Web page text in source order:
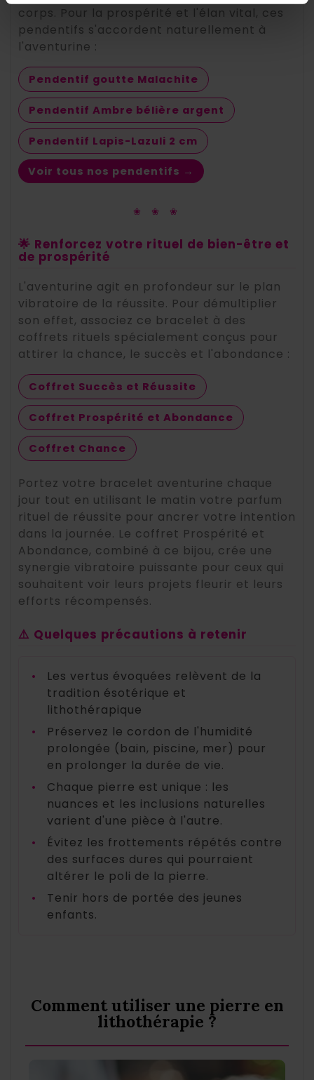
corps. Pour la prospérité et l'élan vital, ces
pendentifs s'accordent naturellement à
l'aventurine :
Pendentif goutte Malachite
Pendentif Ambre bélière argent
Pendentif Lapis-Lazuli 2 cm
Voir tous nos pendentifs →
❀ ❀ ❀
🌟 Renforcez votre rituel de bien-être et
de prospérité
L'aventurine agit en profondeur sur le plan
vibratoire de la réussite. Pour démultiplier
son effet, associez ce bracelet à des
coffrets rituels spécialement conçus pour
attirer la chance, le succès et l'abondance :
Coffret Succès et Réussite
Coffret Prospérité et Abondance
Coffret Chance
Portez votre bracelet aventurine chaque
jour tout en utilisant le matin votre parfum
rituel de réussite pour ancrer votre intention
dans la journée. Le coffret Prospérité et
Abondance, combiné à ce bijou, crée une
synergie vibratoire puissante pour ceux qui
souhaitent voir leurs projets fleurir et leurs
efforts récompensés.
⚠️ Quelques précautions à retenir
•
Les vertus évoquées relèvent de la
tradition ésotérique et
lithothérapique
•
Préservez le cordon de l'humidité
prolongée (bain, piscine, mer) pour
en prolonger la durée de vie.
•
Chaque pierre est unique : les
nuances et les inclusions naturelles
varient d'une pièce à l'autre.
•
Évitez les frottements répétés contre
des surfaces dures qui pourraient
altérer le poli de la pierre.
•
Tenir hors de portée des jeunes
enfants.
Comment utiliser une pierre en
lithothérapie ?